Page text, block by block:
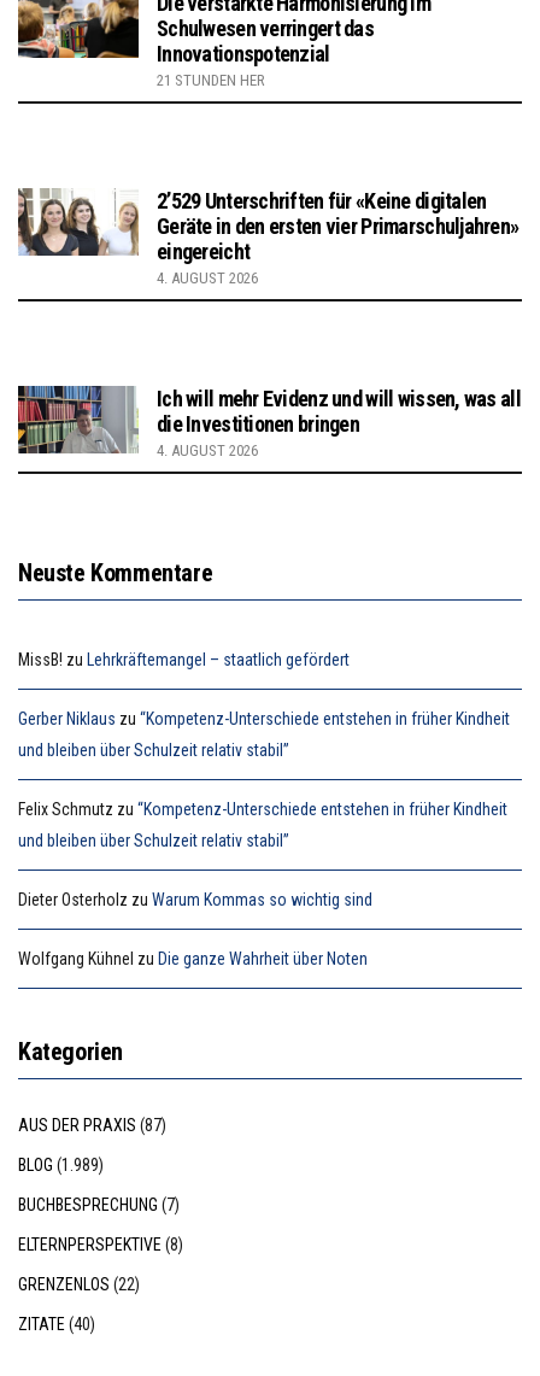
Schulwesen verringert das
Innovationspotenzial
21 STUNDEN HER
2’529 Unterschriften für «Keine digitalen
Geräte in den ersten vier Primarschuljahren»
eingereicht
4. AUGUST 2026
Ich will mehr Evidenz und will wissen, was all
die Investitionen bringen
4. AUGUST 2026
Neuste Kommentare
MissB! zu Lehrkräftemangel – staatlich gefördert
Gerber Niklaus zu “Kompetenz-Unterschiede entstehen in früher Kindheit
und bleiben über Schulzeit relativ stabil”
Felix Schmutz zu “Kompetenz-Unterschiede entstehen in früher Kindheit
und bleiben über Schulzeit relativ stabil”
Dieter Osterholz zu Warum Kommas so wichtig sind
Wolfgang Kühnel zu Die ganze Wahrheit über Noten
Kategorien
AUS DER PRAXIS (87)
BLOG (1.989)
BUCHBESPRECHUNG (7)
ELTERNPERSPEKTIVE (8)
GRENZENLOS (22)
ZITATE (40)